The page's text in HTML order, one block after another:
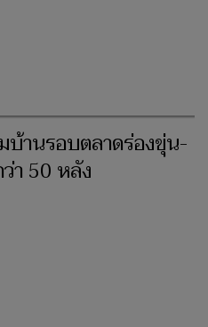
บ้านรอบตลาดร่องขุ่น-
า 50 หลัง